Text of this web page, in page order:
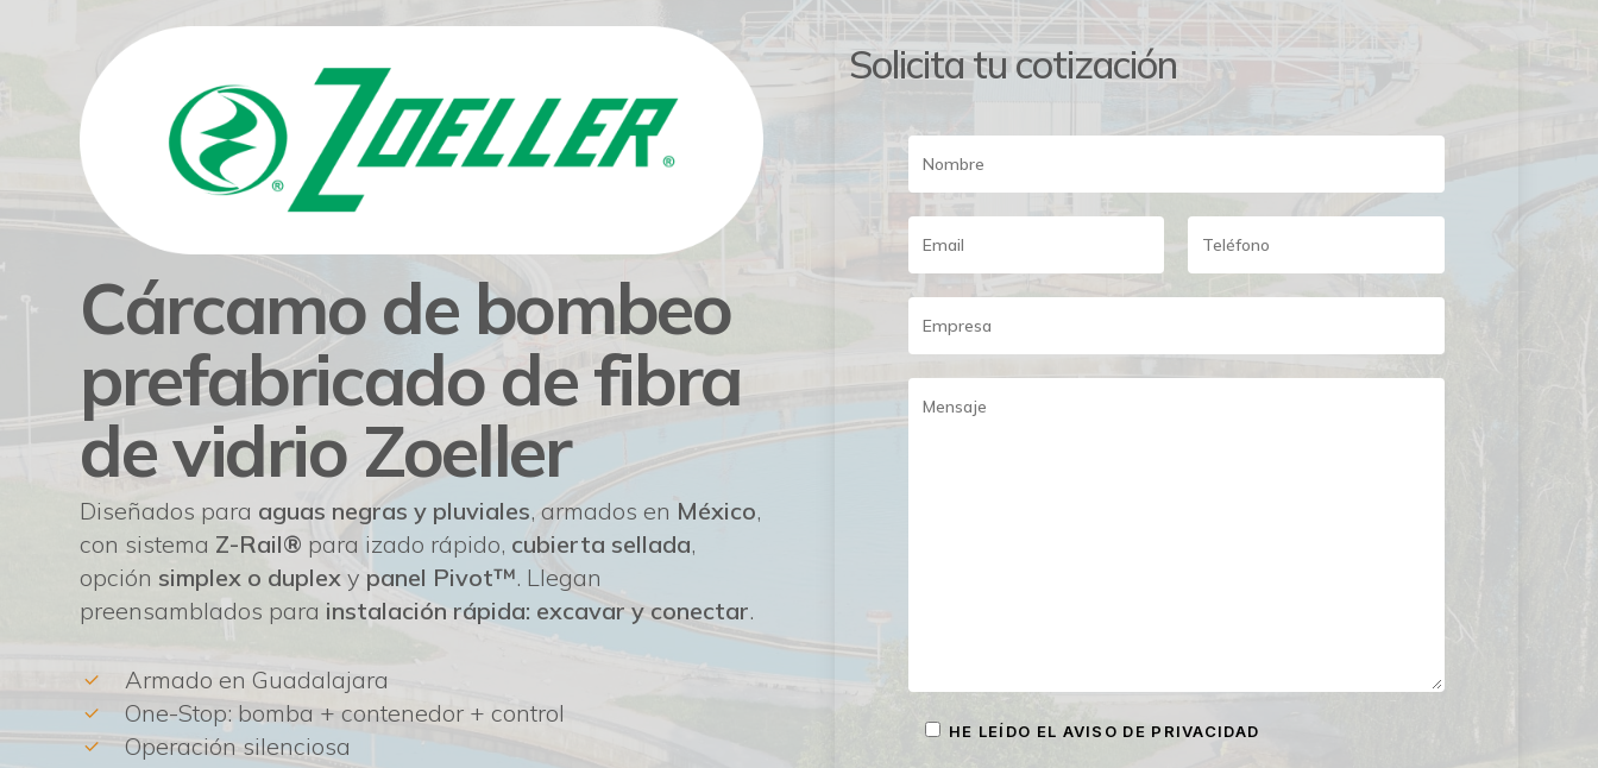
Cárcamo de bombeo
prefabricado de fibra
de vidrio Zoeller
Diseñados para aguas negras y pluviales, armados en México,
con sistema Z-Rail® para izado rápido, cubierta sellada,
opción simplex o duplex y panel Pivot™. Llegan
preensamblados para instalación rápida: excavar y conectar.
Armado en Guadalajara
One-Stop: bomba + contenedor + control
Operación silenciosa
Solicita tu cotización
HE LEÍDO EL AVISO DE PRIVACIDAD